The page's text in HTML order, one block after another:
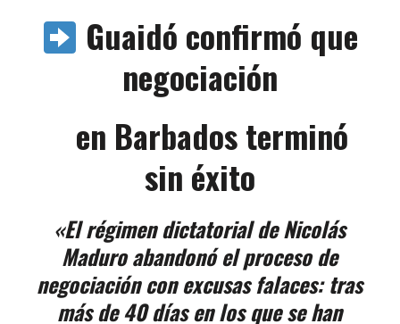
Guaidó confirmó que
negociación
en Barbados terminó
sin éxito
«El régimen dictatorial de Nicolás
Maduro abandonó el proceso de
negociación con excusas falaces: tras
más de 40 días en los que se han